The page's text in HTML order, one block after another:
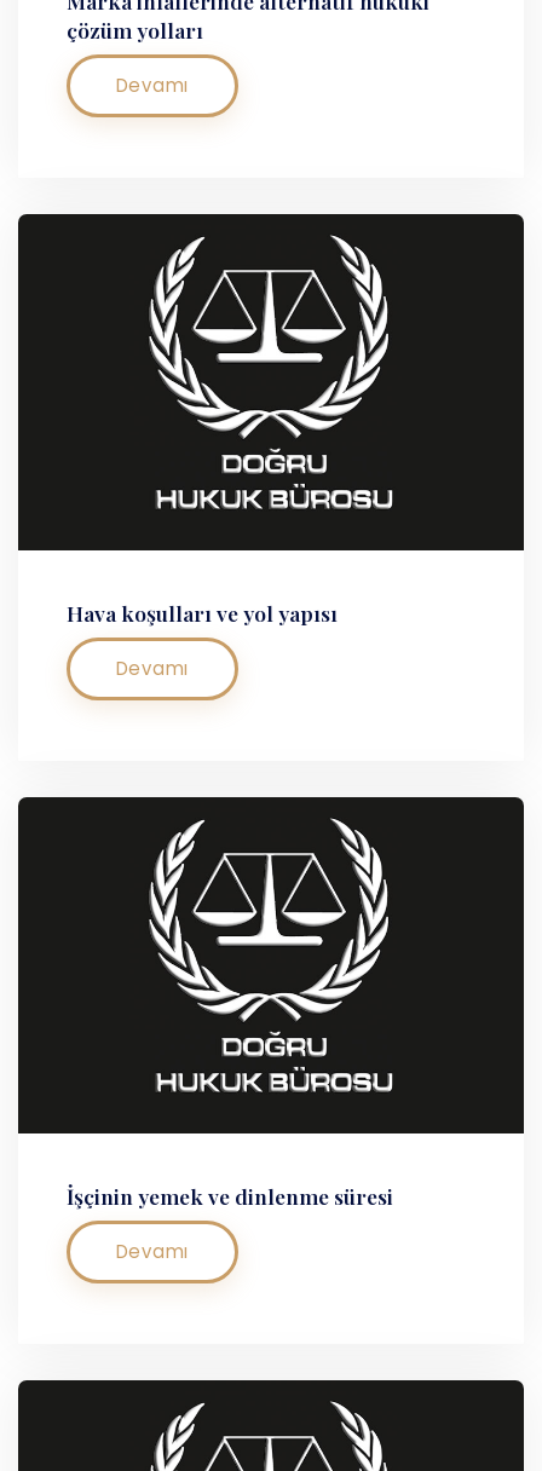
çözüm yolları
Devamı
Hava koşulları ve yol yapısı
Devamı
İşçinin yemek ve dinlenme süresi
Devamı